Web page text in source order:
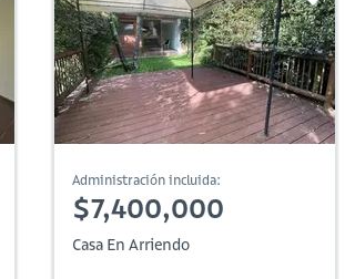
Administración incluida:
$7,400,000
Casa En Arriendo